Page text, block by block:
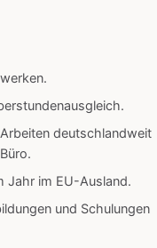
deutschlandweit
Jahr im EU-Ausland.
und Schulungen